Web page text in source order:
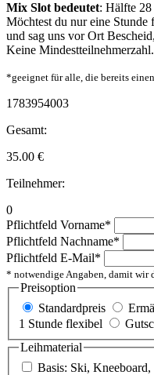
Mix Slot bedeutet: Hälfte
Möchtest du nur eine Stunde
und sag uns vor Ort
Keine Mindestteilnehmerzahl.
*geeignet für alle, die bereits
1783954003
Gesamt:
35.00 €
Teilnehmer:
0
Pflichtfeld Vorname*
Pflichtfeld Nachname*
Pflichtfeld E-Mail*
* notwendige Angaben, damit
Preisoption
Standardpreis
1 Stunde flexibel
Leihmaterial
Basis: Ski, Kneeboard,